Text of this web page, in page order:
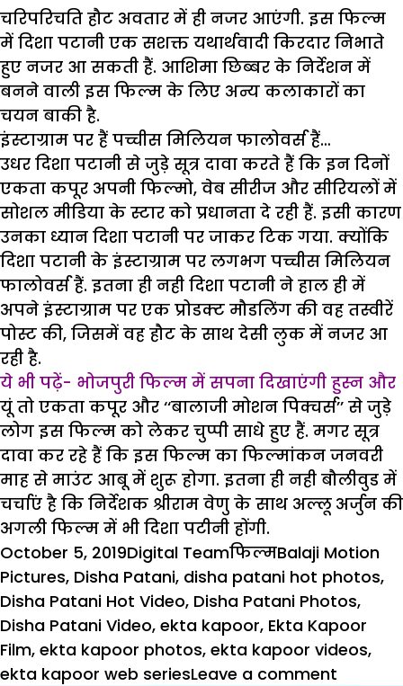
चरिपरिचति हौट अवतार में ही नजर आएंगी. इस फिल्म
में दिशा पटानी एक सशक्त यथार्थवादी किरदार निभाते
हुए नजर आ सकती हैं. आशिमा छिब्बर के निर्देशन में
बनने वाली इस फिल्म के लिए अन्य कलाकारों का
चयन बाकी है.
इंस्टाग्राम पर हैं पच्चीस मिलियन फालोवर्स हैं…
उधर दिशा पटानी से जुड़े सूत्र दावा करते हैं कि इन दिनों
एकता कपूर अपनी फिल्मो, वेब सीरीज और सीरियलों में
सोशल मीडिया के स्टार को प्रधानता दे रही हैं. इसी कारण
उनका ध्यान दिशा पटानी पर जाकर टिक गया. क्योंकि
दिशा पटानी के इंस्टाग्राम पर लगभग पच्चीस मिलियन
फालोवर्स हैं. इतना ही नही दिशा पटानी ने हाल ही में
अपने इंस्टाग्राम पर एक प्रोडक्ट मौडलिंग की वह तस्वीरें
पोस्ट की, जिसमें वह हौट के साथ देसी लुक में नजर आ
रही है.
ये भी पढ़ें- भोजपुरी फिल्म में सपना दिखाएंगी हुस्न और
यूं तो एकता कपूर और ‘‘बालाजी मोशन पिक्चर्स’’ से जुड़े
लोग इस फिल्म को लेकर चुप्पी साधे हुए हैं. मगर सूत्र
दावा कर रहे हैं कि इस फिल्म का फिल्मांकन जनवरी
माह से माउंट आबू में शुरू होगा. इतना ही नही बौलीवुड में
चर्चाएं है कि निर्देशक श्रीराम वेणु के साथ अल्लू अर्जुन की
अगली फिल्म में भी दिशा पटीनी होंगी.
Posted
on
October 5, 2019Author
Digital TeamCategories
फिल्मTags
Balaji Motion
Pictures, Disha Patani, disha patani hot photos,
Disha Patani Hot Video, Disha Patani Photos,
Disha Patani Video, ekta kapoor, Ekta Kapoor
Film, ekta kapoor photos, ekta kapoor videos,
ekta kapoor web seriesLeave a comment